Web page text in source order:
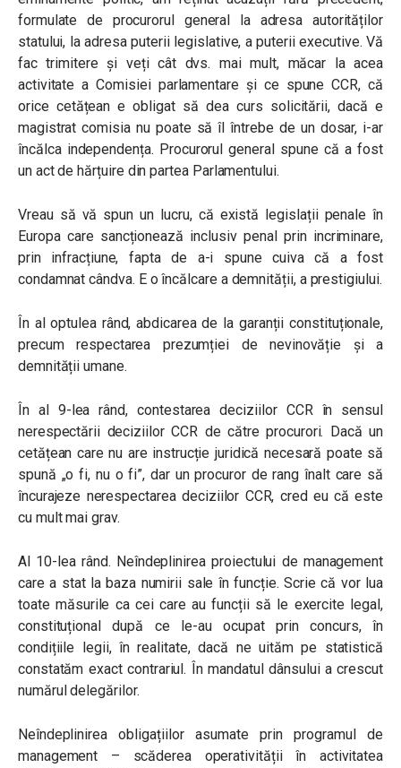
formulate de procurorul general la adresa autorităților
statului, la adresa puterii legislative, a puterii executive. Vă
fac trimitere și veți cât dvs. mai mult, măcar la acea
activitate a Comisiei parlamentare și ce spune CCR, că
orice cetățean e obligat să dea curs solicitării, dacă e
magistrat comisia nu poate să îl întrebe de un dosar, i-ar
încălca independența. Procurorul general spune că a fost
un act de hărțuire din partea Parlamentului.
Vreau să vă spun un lucru, că există legislații penale în
Europa care sancționează inclusiv penal prin incriminare,
prin infracțiune, fapta de a-i spune cuiva că a fost
condamnat cândva. E o încălcare a demnității, a prestigiului.
În al optulea rând, abdicarea de la garanții constituționale,
precum respectarea prezumției de nevinovăție și a
demnității umane.
În al 9-lea rând, contestarea deciziilor CCR în sensul
nerespectării deciziilor CCR de către procurori. Dacă un
cetățean care nu are instrucție juridică necesară poate să
spună „o fi, nu o fi”, dar un procuror de rang înalt care să
încurajeze nerespectarea deciziilor CCR, cred eu că este
cu mult mai grav.
Al 10-lea rând. Neîndeplinirea proiectului de management
care a stat la baza numirii sale în funcție. Scrie că vor lua
toate măsurile ca cei care au funcții să le exercite legal,
constituțional după ce le-au ocupat prin concurs, în
condițiile legii, în realitate, dacă ne uităm pe statistică
constatăm exact contrariul. În mandatul dânsului a crescut
numărul delegărilor.
Neîndeplinirea obligațiilor asumate prin programul de
management – scăderea operativității în activitatea